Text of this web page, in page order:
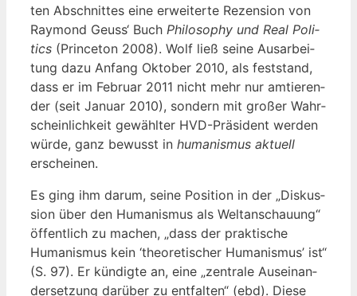
ten Abschnit­tes eine erwei­ter­te Rezen­si­on von
Ray­mond Geuss‘ Buch Phi­lo­so­phy und Real Poli­
tics (Prince­ton 2008). Wolf ließ sei­ne Aus­ar­bei­
tung dazu Anfang Okto­ber 2010, als fest­stand,
dass er im Febru­ar 2011 nicht mehr nur amtie­ren­
der (seit Janu­ar 2010), son­dern mit gro­ßer Wahr­
schein­lich­keit gewähl­ter HVD-Prä­si­dent wer­den
wür­de, ganz bewusst in huma­nis­mus aktu­ell
erschei­nen.
Es ging ihm dar­um, sei­ne Posi­ti­on in der „Dis­kus­
si­on über den Huma­nis­mus als Welt­an­schau­ung“
öffent­lich zu machen, „dass der prak­ti­sche
Huma­nis­mus kein ‘theo­re­ti­scher Huma­nis­mus’ ist“
(S. 97). Er kün­dig­te an, eine „zen­tra­le Aus­ein­an­
der­set­zung dar­über zu ent­fal­ten“ (ebd). Die­se